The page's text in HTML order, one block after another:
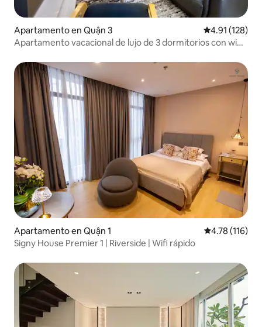
Apartamento en Quận 3 Calificación
4.91 (128)
Apartamento vacacional de lujo de 3 dormitorios con wifi
Apartamento en Quận 1 Calificación
4.78 (116)
Signy House Premier 1 | Riverside | Wifi rápido